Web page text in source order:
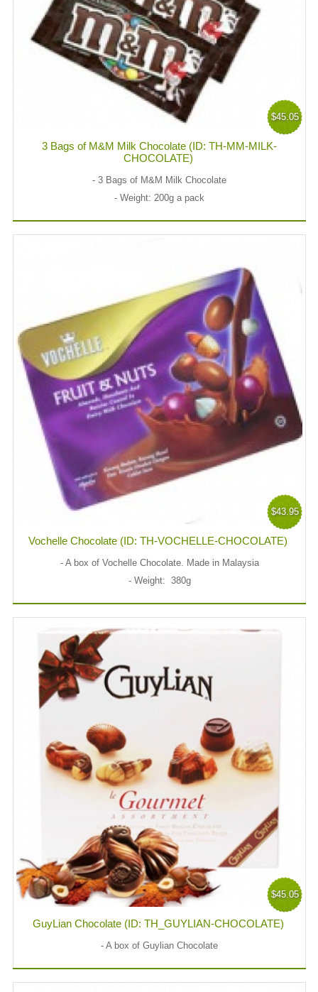
$45.05
3 Bags of M&M Milk Chocolate (ID: TH-MM-MILK-
CHOCOLATE)
- 3 Bags of M&M Milk Chocolate
- Weight: 200g a pack
$43.95
Vochelle Chocolate (ID: TH-VOCHELLE-CHOCOLATE)
- A box of Vochelle Chocolate. Made in Malaysia
- Weight: 380g
$45.05
GuyLian Chocolate (ID: TH_GUYLIAN-CHOCOLATE)
- A box of Guylian Chocolate